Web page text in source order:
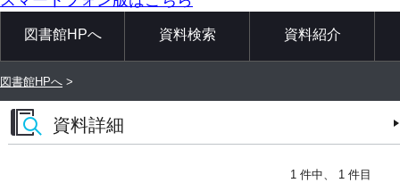
図書館HPへ 資料検索 資料紹介
図書館HPへ >
資料詳細
1 件中、 1 件目